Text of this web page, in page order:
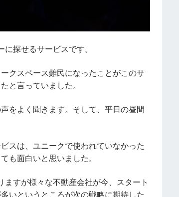
探せるサービスです。
クスペース難民になったことがこのサ
と言っていました。
をよく聞きます。そして、平日の昼間
スは、ユニークで使われていなかった
も面白いと思いました。
ますが様々な不動産会社が今、スタート
いというところが次の戦略に期待した